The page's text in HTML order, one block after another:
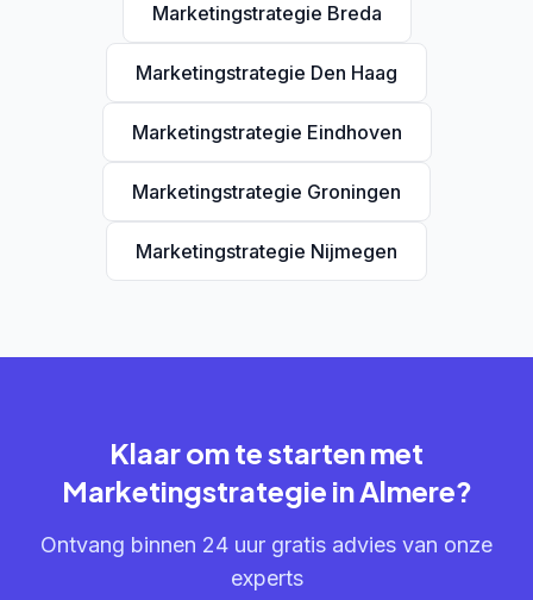
Marketingstrategie Breda
Marketingstrategie Den Haag
Marketingstrategie Eindhoven
Marketingstrategie Groningen
Marketingstrategie Nijmegen
Klaar om te starten met
Marketingstrategie in Almere?
Ontvang binnen 24 uur gratis advies van onze
experts